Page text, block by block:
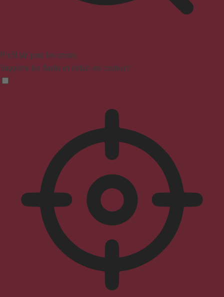
Profil sûr pour les crises
Supprime les flashs et réduit les couleurs